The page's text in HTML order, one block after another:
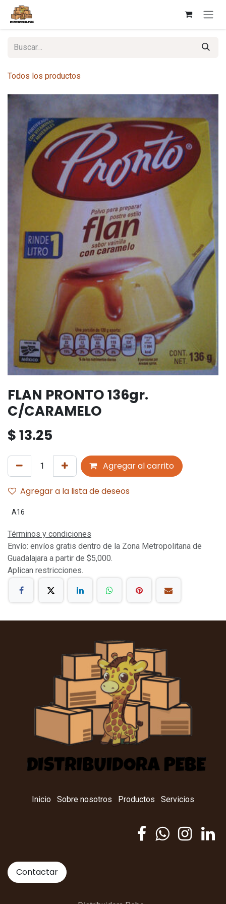
Ir al contenido
Todos los productos
FLAN PRONTO 136gr.
C/CARAMELO
$13.25
Agregar al carrito
Agregar a la lista de deseos
A16
Términos y condiciones
Envío: envíos gratis dentro de la Zona Metropolitana de
Guadalajara a partir de $5,000.
Aplican restricciones.
Inicio Sobre nosotros Productos Servicios
Contactar